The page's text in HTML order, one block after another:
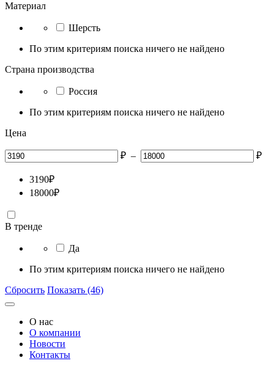
Материал
Шерсть
По этим критериям поиска ничего не найдено
Страна производства
Россия
По этим критериям поиска ничего не найдено
Цена
₽ – ₽
3190₽
18000₽
В тренде
Да
По этим критериям поиска ничего не найдено
Сбросить Показать (46)
О нас
О компании
Новости
Контакты